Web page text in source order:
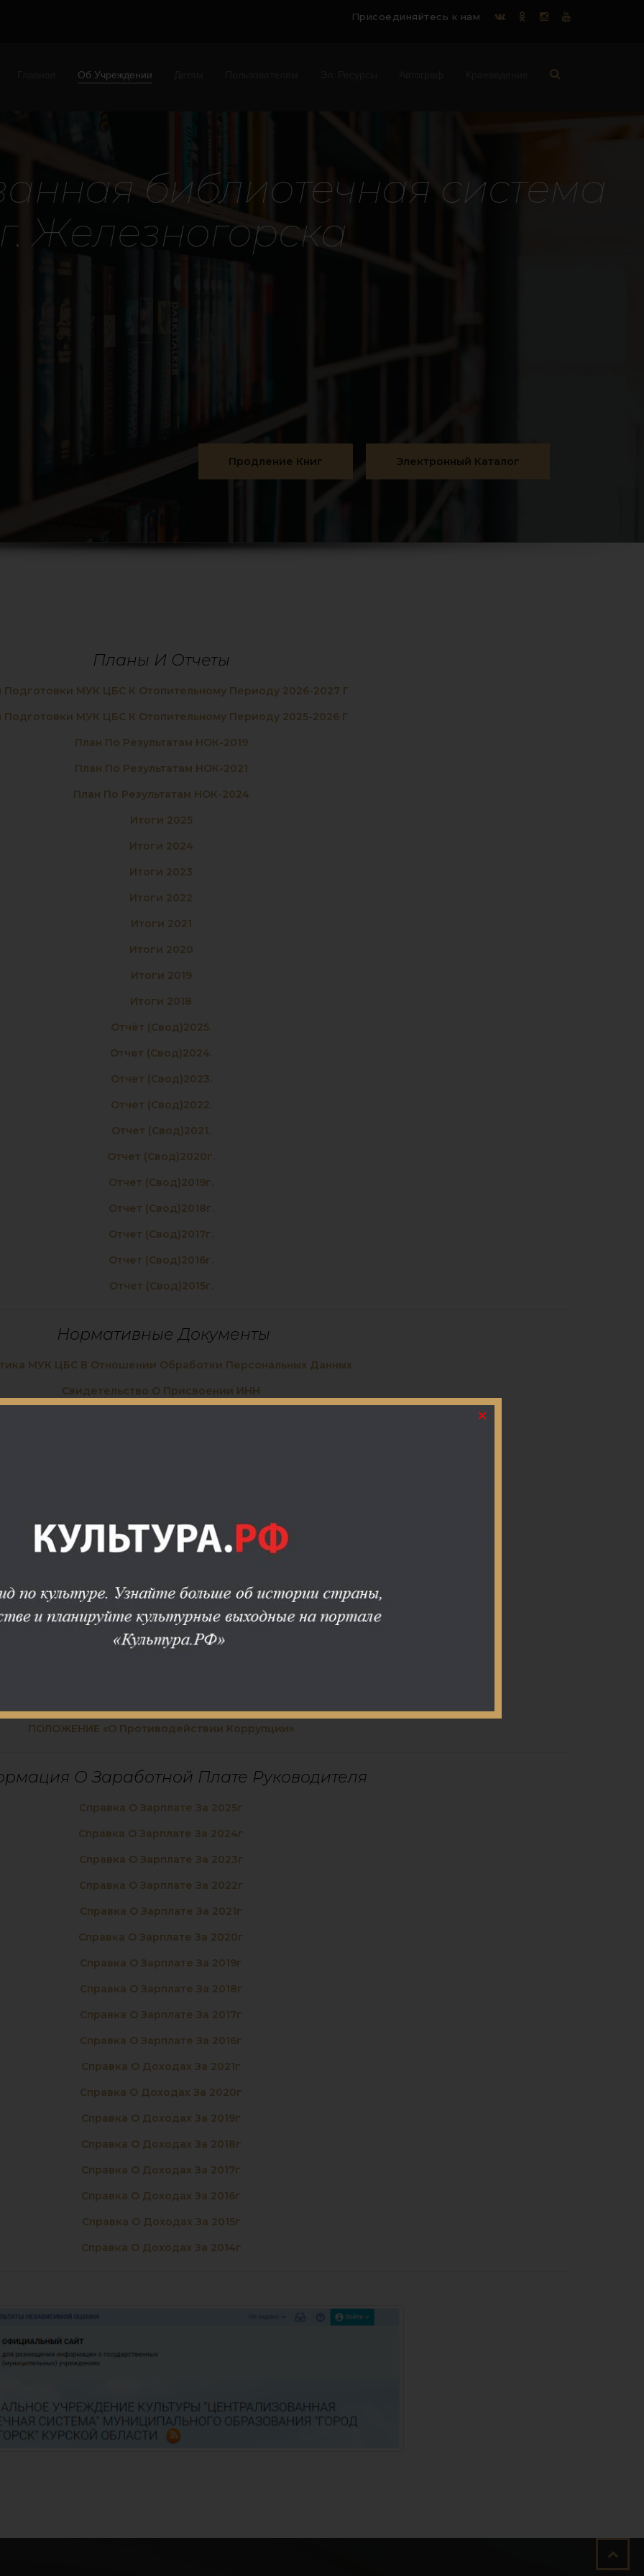
Присоединяйтесь к нам
Об Учреждении
анная библиотечная система
. Железногорска
Электронный Каталог
Продление Книг
Планы И Отчеты
Подготовки МУК ЦБС К Отопительному Периоду 2026-2027 Г
Подготовки МУК ЦБС К Отопительному Периоду 2025-2026 Г
План По Результатам НОК-2019
План По Результатам НОК-2021
План По Результатам НОК-2024
Итоги 2025
Итоги 2024
Итоги 2023
Итоги 2022
Итоги 2021
Итоги 2020
Итоги 2019
Итоги 2018
Отчёт (свод)2025.
Отчет (свод)2024.
Отчет (свод)2023.
Отчет (свод)2022.
Отчет (свод)2021.
Отчет (свод)2020г.
Отчет (свод)2019г.
Отчет (свод)2018г.
Отчет (свод)2017г.
Отчет (свод)2016г.
Отчет (свод)2015г.
Нормативные Документы
МУК ЦБС В Отношении Обработки Персональных Данных
Свидетельство О Присвоении ИНН
Приказ По Модельным Стандартам
Модельный Стандарт Библиотек Курской Области
Противодействие Коррупции
Для Населения По Противодействию Коррупции
ПОЛОЖЕНИЕ «О Противодействии Коррупции»
О Заработной Плате Руководителя
Справка О Зарплате За 2025г
Справка О Зарплате За 2024г
Справка О Зарплате За 2023г
Справка О Зарплате За 2022г
Справка О Зарплате За 2021г
Справка О Зарплате За 2020г
Справка О Зарплате За 2019г
Справка О Зарплате За 2018г
Справка О Зарплате За 2017г
Справка О Зарплате За 2016г
Справка О Доходах За 2021г
Справка О Доходах За 2020г
Справка О Доходах За 2019г
Справка О Доходах За 2018г
Справка О Доходах За 2017г
Справка О Доходах За 2016г
Справка О Доходах За 2015г
Справка О Доходах За 2014г
×